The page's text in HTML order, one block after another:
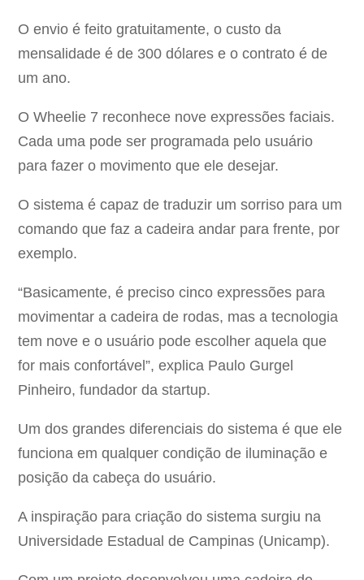
O envio é feito gratuitamente, o custo da
mensalidade é de 300 dólares e o contrato é de
um ano.
O Wheelie 7 reconhece nove expressões faciais.
Cada uma pode ser programada pelo usuário
para fazer o movimento que ele desejar.
O sistema é capaz de traduzir um sorriso para um
comando que faz a cadeira andar para frente, por
exemplo.
“Basicamente, é preciso cinco expressões para
movimentar a cadeira de rodas, mas a tecnologia
tem nove e o usuário pode escolher aquela que
for mais confortável”, explica Paulo Gurgel
Pinheiro, fundador da startup.
Um dos grandes diferenciais do sistema é que ele
funciona em qualquer condição de iluminação e
posição da cabeça do usuário.
A inspiração para criação do sistema surgiu na
Universidade Estadual de Campinas (Unicamp).